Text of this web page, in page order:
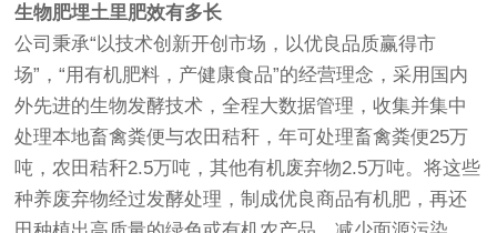
生物肥埋土里肥效有多长
公司秉承“以技术创新开创市场，以优良品质赢得市
场”，“用有机肥料，产健康食品”的经营理念，采用国内
外先进的生物发酵技术，全程大数据管理，收集并集中
处理本地畜禽粪便与农田秸秆，年可处理畜禽粪便25万
吨，农田秸秆2.5万吨，其他有机废弃物2.5万吨。将这些
种养废弃物经过发酵处理，制成优良商品有机肥，再还